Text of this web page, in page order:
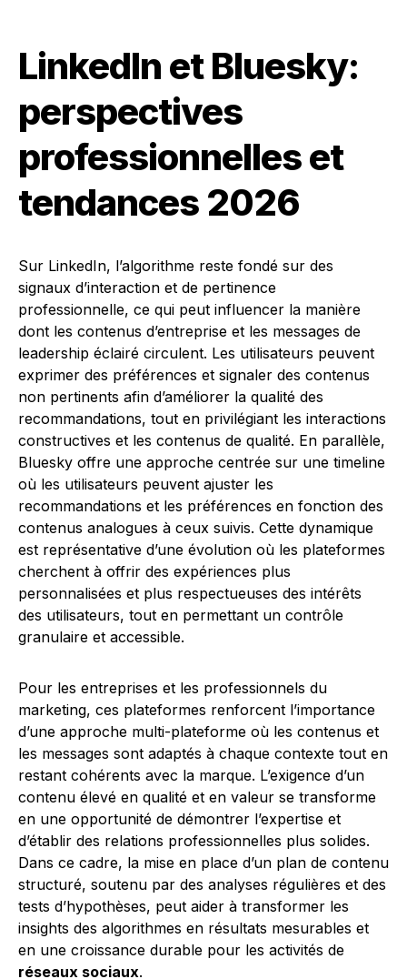
LinkedIn et Bluesky:
perspectives
professionnelles et
tendances 2026
Sur LinkedIn, l’algorithme reste fondé sur des
signaux d’interaction et de pertinence
professionnelle, ce qui peut influencer la manière
dont les contenus d’entreprise et les messages de
leadership éclairé circulent. Les utilisateurs peuvent
exprimer des préférences et signaler des contenus
non pertinents afin d’améliorer la qualité des
recommandations, tout en privilégiant les interactions
constructives et les contenus de qualité. En parallèle,
Bluesky offre une approche centrée sur une timeline
où les utilisateurs peuvent ajuster les
recommandations et les préférences en fonction des
contenus analogues à ceux suivis. Cette dynamique
est représentative d’une évolution où les plateformes
cherchent à offrir des expériences plus
personnalisées et plus respectueuses des intérêts
des utilisateurs, tout en permettant un contrôle
granulaire et accessible.
Pour les entreprises et les professionnels du
marketing, ces plateformes renforcent l’importance
d’une approche multi-plateforme où les contenus et
les messages sont adaptés à chaque contexte tout en
restant cohérents avec la marque. L’exigence d’un
contenu élevé en qualité et en valeur se transforme
en une opportunité de démontrer l’expertise et
d’établir des relations professionnelles plus solides.
Dans ce cadre, la mise en place d’un plan de contenu
structuré, soutenu par des analyses régulières et des
tests d’hypothèses, peut aider à transformer les
insights des algorithmes en résultats mesurables et
en une croissance durable pour les activités de
réseaux sociaux.